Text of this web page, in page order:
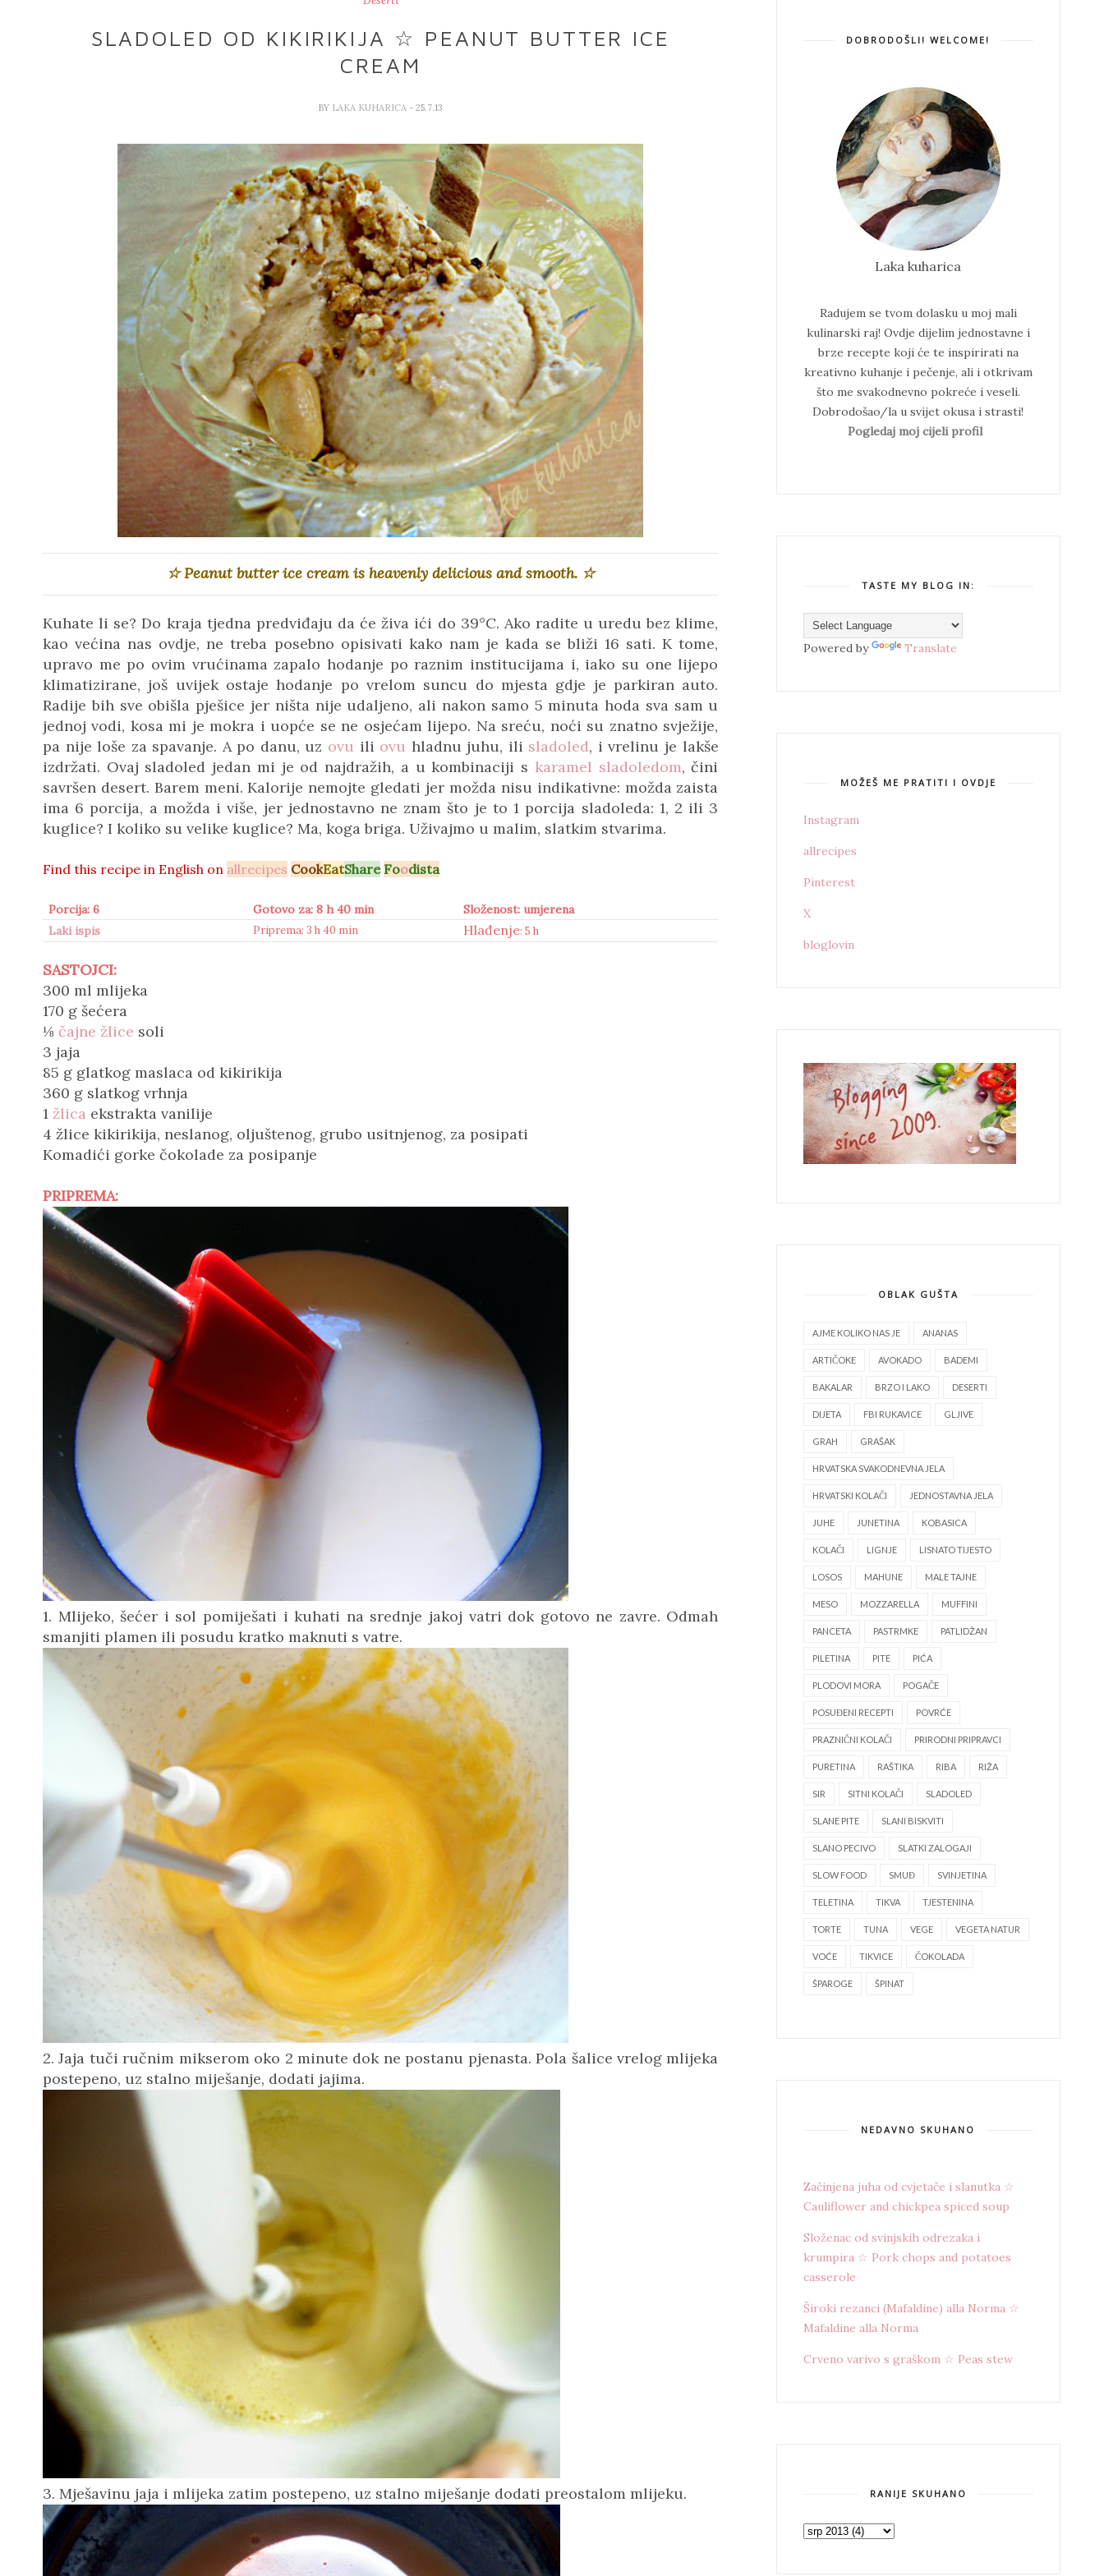
SLADOLED OD KIKIRIKIJA ☆ PEANUT BUTTER ICE
CREAM
BY LAKA KUHARICA - 25.7.13
☆ Peanut butter ice cream is heavenly delicious and smooth. ☆
Kuhate li se? Do kraja tjedna predviđaju da će živa ići do 39°C. Ako radite u uredu bez klime,
kao većina nas ovdje, ne treba posebno opisivati kako nam je kada se bliži 16 sati. K tome,
upravo me po ovim vrućinama zapalo hodanje po raznim institucijama i, iako su one lijepo
klimatizirane, još uvijek ostaje hodanje po vrelom suncu do mjesta gdje je parkiran auto.
Radije bih sve obišla pješice jer ništa nije udaljeno, ali nakon samo 5 minuta hoda sva sam u
jednoj vodi, kosa mi je mokra i uopće se ne osjećam lijepo. Na sreću, noći su znatno svježije,
pa nije loše za spavanje. A po danu, uz ovu ili ovu hladnu juhu, ili sladoled, i vrelinu je lakše
izdržati. Ovaj sladoled jedan mi je od najdražih, a u kombinaciji s karamel sladoledom, čini
savršen desert. Barem meni. Kalorije nemojte gledati jer možda nisu indikativne: možda zaista
ima 6 porcija, a možda i više, jer jednostavno ne znam što je to 1 porcija sladoleda: 1, 2 ili 3
kuglice? I koliko su velike kuglice? Ma, koga briga. Uživajmo u malim, slatkim stvarima.
Find this recipe in English on allrecipes CookEatShare Foodista
Porcija: 6 Gotovo za: 8 h 40 min
Složenost: umjerena
Laki ispis
Priprema: 3 h 40 min Hlađenje: 5 h
SASTOJCI:
300 ml mlijeka
170 g šećera
⅛ čajne žlice soli
3 jaja
85 g glatkog maslaca od kikirikija
360 g slatkog vrhnja
1 žlica ekstrakta vanilije
4 žlice kikirikija, neslanog, oljuštenog, grubo usitnjenog, za posipati
Komadići gorke čokolade za posipanje
PRIPREMA:
1. Mlijeko, šećer i sol pomiješati i kuhati na srednje jakoj vatri dok gotovo ne zavre. Odmah
smanjiti plamen ili posudu kratko maknuti s vatre.
2. Jaja tuči ručnim mikserom oko 2 minute dok ne postanu pjenasta. Pola šalice vrelog mlijeka
postepeno, uz stalno miješanje, dodati jajima.
3. Mješavinu jaja i mlijeka zatim postepeno, uz stalno miješanje dodati preostalom mlijeku.
DOBRODOŠLI! WELCOME!
Laka kuharica
Radujem se tvom dolasku u moj mali
kulinarski raj! Ovdje dijelim jednostavne i
brze recepte koji će te inspirirati na
kreativno kuhanje i pečenje, ali i otkrivam
što me svakodnevno pokreće i veseli.
Dobrodošao/la u svijet okusa i strasti!
Pogledaj moj cijeli profil
TASTE MY BLOG IN:
Powered by Translate
MOŽEŠ ME PRATITI I OVDJE
Instagram
allrecipes
Pinterest
X
bloglovin
OBLAK GUŠTA
AJME KOLIKO NAS JE ANANAS
ARTIČOKE AVOKADO BADEMI
BAKALAR BRZO I LAKO DESERTI
DIJETA FBI RUKAVICE GLJIVE
GRAH GRAŠAK
HRVATSKA SVAKODNEVNA JELA
HRVATSKI KOLAČI JEDNOSTAVNA JELA
JUHE JUNETINA KOBASICA
KOLAČI LIGNJE LISNATO TIJESTO
LOSOS MAHUNE MALE TAJNE
MESO MOZZARELLA MUFFINI
PANCETA PASTRMKE PATLIDŽAN
PILETINA PITE PIĆA
PLODOVI MORA POGAČE
POSUĐENI RECEPTI POVRĆE
PRAZNIČNI KOLAČI PRIRODNI PRIPRAVCI
PURETINA RAŠTIKA RIBA RIŽA
SIR SITNI KOLAČI SLADOLED
SLANE PITE SLANI BISKVITI
SLANO PECIVO SLATKI ZALOGAJI
SLOW FOOD SMUĐ SVINJETINA
TELETINA TIKVA TJESTENINA
TORTE TUNA VEGE VEGETA NATUR
VOĆE TIKVICE ČOKOLADA
ŠPAROGE ŠPINAT
NEDAVNO SKUHANO
Začinjena juha od cvjetače i slanutka ☆
Cauliflower and chickpea spiced soup
Složenac od svinjskih odrezaka i
krumpira ☆ Pork chops and potatoes
casserole
Široki rezanci (Mafaldine) alla Norma ☆
Mafaldine alla Norma
Crveno varivo s graškom ☆ Peas stew
RANIJE SKUHANO